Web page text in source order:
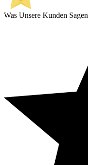
Was Unsere Kunden Sagen